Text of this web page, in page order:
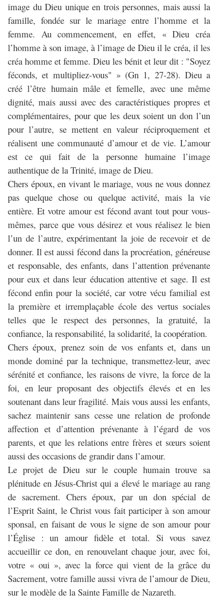
image du Dieu unique en trois personnes, mais aussi la
famille, fondée sur le mariage entre l’homme et la
femme. Au commencement, en effet, « Dieu créa
l’homme à son image, à l’image de Dieu il le créa, il les
créa homme et femme. Dieu les bénit et leur dit : "Soyez
féconds, et multipliez-vous" » (Gn 1, 27-28). Dieu a
créé l’être humain mâle et femelle, avec une même
dignité, mais aussi avec des caractéristiques propres et
complémentaires, pour que les deux soient un don l’un
pour l’autre, se mettent en valeur réciproquement et
réalisent une communauté d’amour et de vie. L’amour
est ce qui fait de la personne humaine l’image
authentique de la Trinité, image de Dieu.
Chers époux, en vivant le mariage, vous ne vous donnez
pas quelque chose ou quelque activité, mais la vie
entière. Et votre amour est fécond avant tout pour vous-
mêmes, parce que vous désirez et vous réalisez le bien
l’un de l’autre, expérimentant la joie de recevoir et de
donner. Il est aussi fécond dans la procréation, généreuse
et responsable, des enfants, dans l’attention prévenante
pour eux et dans leur éducation attentive et sage. Il est
fécond enfin pour la société, car votre vécu familial est
la première et irremplaçable école des vertus sociales
telles que le respect des personnes, la gratuité, la
confiance, la responsabilité, la solidarité, la coopération.
Chers époux, prenez soin de vos enfants et, dans un
monde dominé par la technique, transmettez-leur, avec
sérénité et confiance, les raisons de vivre, la force de la
foi, en leur proposant des objectifs élevés et en les
soutenant dans leur fragilité. Mais vous aussi les enfants,
sachez maintenir sans cesse une relation de profonde
affection et d’attention prévenante à l’égard de vos
parents, et que les relations entre frères et sœurs soient
aussi des occasions de grandir dans l’amour.
Le projet de Dieu sur le couple humain trouve sa
plénitude en Jésus-Christ qui a élevé le mariage au rang
de sacrement. Chers époux, par un don spécial de
l’Esprit Saint, le Christ vous fait participer à son amour
sponsal, en faisant de vous le signe de son amour pour
l’Église : un amour fidèle et total. Si vous savez
accueillir ce don, en renouvelant chaque jour, avec foi,
votre « oui », avec la force qui vient de la grâce du
Sacrement, votre famille aussi vivra de l’amour de Dieu,
sur le modèle de la Sainte Famille de Nazareth.